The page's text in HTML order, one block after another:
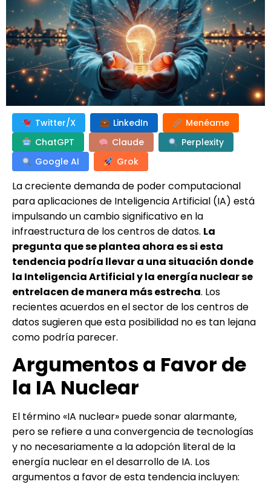
Twitter/X LinkedIn
Menéame
ChatGPT
Claude
Perplexity
Google AI
Grok
La creciente demanda de poder computacional
para aplicaciones de Inteligencia Artificial (IA) está
impulsando un cambio significativo en la
infraestructura de los centros de datos. La
pregunta que se plantea ahora es si esta
tendencia podría llevar a una situación donde
la Inteligencia Artificial y la energía nuclear se
entrelacen de manera más estrecha. Los
recientes acuerdos en el sector de los centros de
datos sugieren que esta posibilidad no es tan lejana
como podría parecer.
Argumentos a Favor de
la IA Nuclear
El término «IA nuclear» puede sonar alarmante,
pero se refiere a una convergencia de tecnologías
y no necesariamente a la adopción literal de la
energía nuclear en el desarrollo de IA. Los
argumentos a favor de esta tendencia incluyen: